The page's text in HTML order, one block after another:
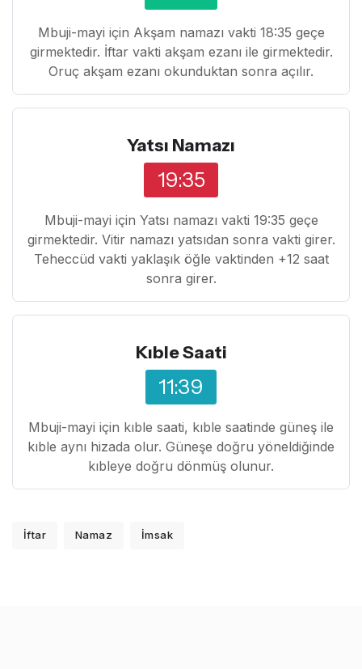
Mbuji-mayi için Akşam namazı vakti 18:35 geçe
girmektedir. İftar vakti akşam ezanı ile girmektedir.
Oruç akşam ezanı okunduktan sonra açılır.
Yatsı Namazı
19:35
Mbuji-mayi için Yatsı namazı vakti 19:35 geçe
girmektedir. Vitir namazı yatsıdan sonra vakti girer.
Teheccüd vakti yaklaşık öğle vaktinden +12 saat
sonra girer.
Kıble Saati
11:39
Mbuji-mayi için kıble saati, kıble saatinde güneş ile
kıble aynı hizada olur. Güneşe doğru yöneldiğinde
kıbleye doğru dönmüş olunur.
İftar Namaz İmsak